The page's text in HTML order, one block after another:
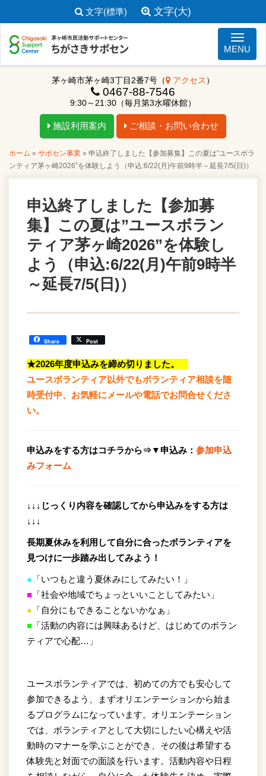
文字(標準) 文字(大)
ナビゲ
MENU
茅ヶ崎市茅ヶ崎3丁目2番7号（ アクセス ）
0467-88-7546
9:30～21:30（毎月第3水曜休館）
施設利用案内 ご相談・お問い合わせ
ホーム » サポセン事業 » 申込終了しました【参加募集】この夏は”ユースボラ
ンティア茅ヶ崎2026”を体験しよう（申込:6/22(月)午前9時半～延長7/5(日)）
申込終了しました【参加募
集】この夏は”ユースボラン
ティア茅ヶ崎2026”を体験し
よう（申込:6/22(月)午前9時半
～延長7/5(日)）
Share Post
★2026年度申込みを締め切りました。
ユースボランティア以外でもボランティア相談を随
時受付中、お気軽にメールや電話でお問合せくださ
い。
申込みをする方はコチラから⇒▼申込み： 参加申込
みフォーム
↓↓↓じっくり内容を確認してから申込みをする方は
↓↓↓
長期夏休みを利用して自分に合ったボランティアを
見つけに一歩踏み出してみよう！
● 「いつもと違う夏休みにしてみたい！」
■ 「社会や地域でちょっといいことしてみたい」
● 「自分にもできることないかなぁ」
■ 「活動の内容には興味あるけど、はじめてのボラン
ティアで心配…」
ユースボランティアでは、初めての方でも安心して
参加できるよう、まずオリエンテーションから始ま
るプログラムになっています。オリエンテーション
では、ボランティアとして大切にしたい心構えや活
動時のマナーを学ぶことができ、その後は希望する
体験先と対面での面談を行います。活動内容や日程